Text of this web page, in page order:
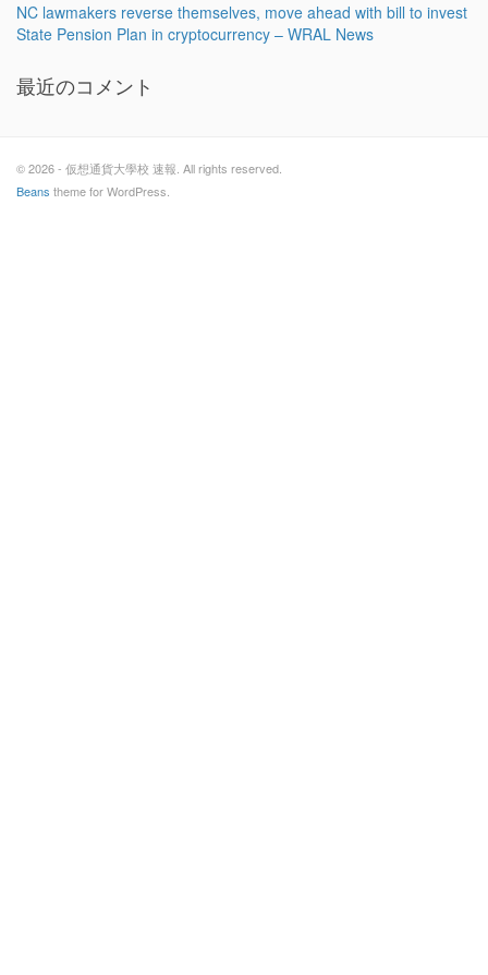
NC lawmakers reverse themselves, move ahead with bill to invest
State Pension Plan in cryptocurrency – WRAL News
最近のコメント
© 2026 - 仮想通貨大學校 速報. All rights reserved.
Beans theme for WordPress.